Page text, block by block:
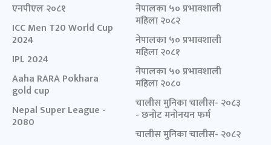
एनपीएल २०८१
ICC Men T20 World Cup
2024
IPL 2024
Aaha RARA Pokhara
gold cup
Nepal Super League -
2080
नेपालका ५० प्रभावशाली
महिला २०८२
नेपालका ५० प्रभावशाली
महिला २०८१
नेपालका ५० प्रभावशाली
महिला २०८०
चालीस मुनिका चालीस- २०८३
- छनोट मनोनयन फर्म
चालीस मुनिका चालीस- २०८२